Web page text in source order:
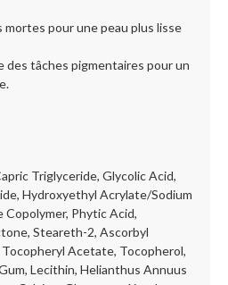
mortes pour une peau plus lisse
des tâches pigmentaires pour un
Triglyceride, Glycolic Acid,
Hydroxyethyl Acrylate/Sodium
Phytic Acid,
Steareth-2, Ascorbyl
Acetate, Tocopherol,
Lecithin, Helianthus Annuus